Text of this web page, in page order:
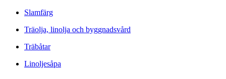
Slamfärg
Träolja, linolja och byggnadsvård
Träbåtar
Linoljesåpa